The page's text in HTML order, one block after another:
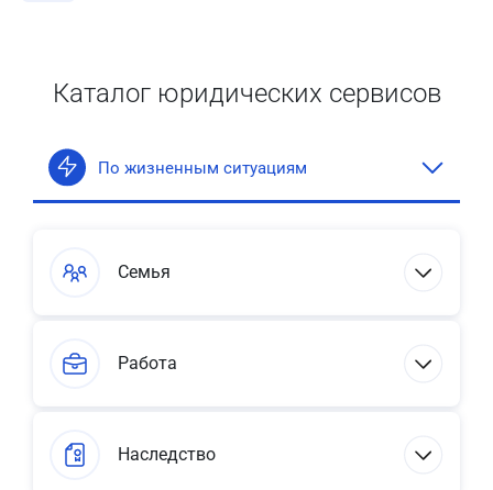
Каталог юридических сервисов
По жизненным ситуациям
Семья
Работа
Наследство